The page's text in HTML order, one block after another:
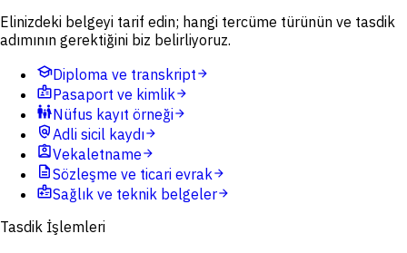
Elinizdeki belgeyi tarif edin; hangi tercüme türünün ve tasdik
adımının gerektiğini biz belirliyoruz.
schoolDiploma ve transkriptarrow_forward
badgePasaport ve kimlikarrow_forward
family_restroomNüfus kayıt örneğiarrow_forward
policyAdli sicil kaydıarrow_forward
assignment_indVekaletnamearrow_forward
descriptionSözleşme ve ticari evrakarrow_forward
medical_informationSağlık ve teknik belgelerarrow_forward
Tasdik İşlemleri